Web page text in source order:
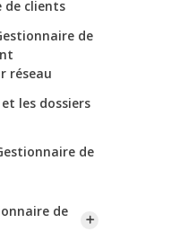
de clients
de
réseau
les dossiers
de
de